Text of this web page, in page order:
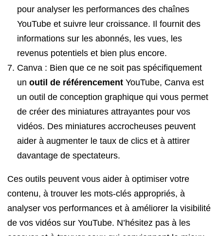
pour analyser les performances des chaînes
YouTube et suivre leur croissance. Il fournit des
informations sur les abonnés, les vues, les
revenus potentiels et bien plus encore.
Canva : Bien que ce ne soit pas spécifiquement
un outil de référencement YouTube, Canva est
un outil de conception graphique qui vous permet
de créer des miniatures attrayantes pour vos
vidéos. Des miniatures accrocheuses peuvent
aider à augmenter le taux de clics et à attirer
davantage de spectateurs.
Ces outils peuvent vous aider à optimiser votre
contenu, à trouver les mots-clés appropriés, à
analyser vos performances et à améliorer la visibilité
de vos vidéos sur YouTube. N’hésitez pas à les